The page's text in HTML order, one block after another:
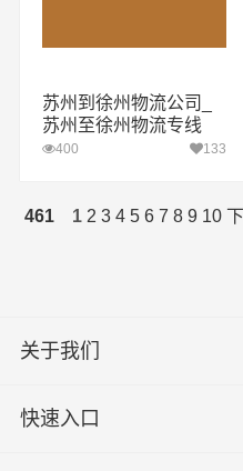
苏州到徐州物流公司_
苏州至徐州物流专线
400 133
461 1 2 3 4 5 6 7 8 9 10
关于我们
快速入口